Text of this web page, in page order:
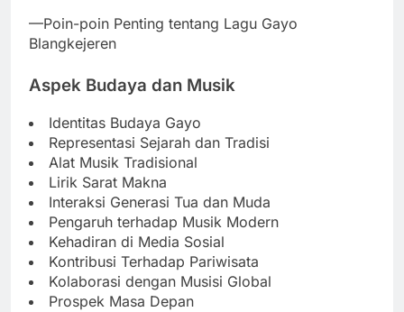
—Poin-poin Penting tentang Lagu Gayo
Blangkejeren
Aspek Budaya dan Musik
Identitas Budaya Gayo
Representasi Sejarah dan Tradisi
Alat Musik Tradisional
Lirik Sarat Makna
Interaksi Generasi Tua dan Muda
Pengaruh terhadap Musik Modern
Kehadiran di Media Sosial
Kontribusi Terhadap Pariwisata
Kolaborasi dengan Musisi Global
Prospek Masa Depan